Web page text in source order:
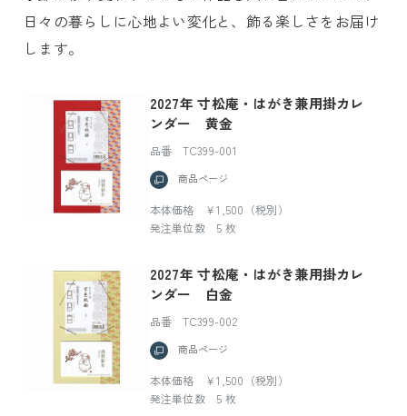
日々の暮らしに心地よい変化と、飾る楽しさをお届け
します。
2027年 寸松庵・はがき兼用掛カレ
ンダー 黄金
品番 TC399-001
商品ページ
本体価格 ￥1,500（税別）
発注単位数 5 枚
2027年 寸松庵・はがき兼用掛カレ
ンダー 白金
品番 TC399-002
商品ページ
本体価格 ￥1,500（税別）
発注単位数 5 枚